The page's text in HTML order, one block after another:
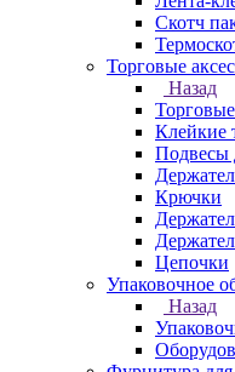
Скотч
Торговые
Назад
Клейкие
Подвесы
Крючки
Цепочки
Упаковочное
Назад